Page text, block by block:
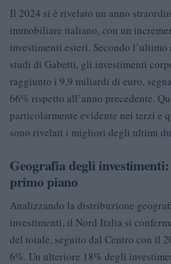
Il 2024 si è rivelato un anno
immobiliare italiano, con un
investimenti esteri. Secondo
studi di Gabetti, gli investimenti
raggiunto i 9,9 miliardi di euro,
66% rispetto all’anno precedente.
particolarmente evidente nei terzi e
sono rivelati i migliori degli ultimi
Geografia degli
primo piano
Analizzando la distribuzione
investimenti, il Nord Italia si
del totale, seguito dal Centro con il
6%. Un ulteriore 18% degli